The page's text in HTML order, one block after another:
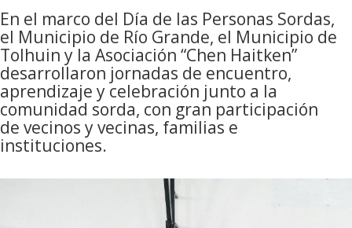
En el marco del Día de las Personas Sordas,
el Municipio de Río Grande, el Municipio de
Tolhuin y la Asociación “Chen Haitken”
desarrollaron jornadas de encuentro,
aprendizaje y celebración junto a la
comunidad sorda, con gran participación
de vecinos y vecinas, familias e
instituciones.